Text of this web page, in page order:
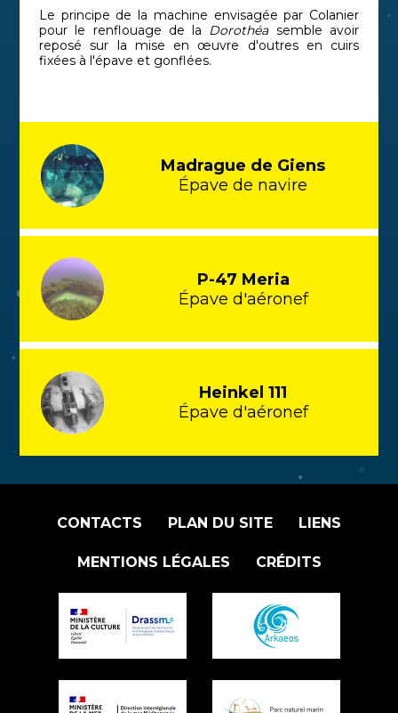
Le principe de la machine envisagée par Colanier
pour le renflouage de la Dorothéasemble avoir
reposé sur la mise en œuvre d'outres en cuirs
fixées à l'épave et gonflées.
Madrague de Giens
Épave de navire
P-47 Meria
Épave d'aéronef
Heinkel 111
Épave d'aéronef
CONTACTS PLAN DU SITE LIENS
MENTIONS LÉGALES CRÉDITS